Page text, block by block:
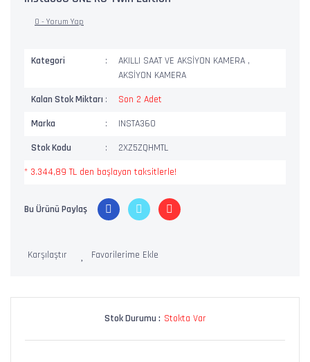
0 - Yorum Yap
Kategori AKILLI SAAT VE AKSİYON KAMERA ,
AKSİYON KAMERA
Kalan Stok Miktarı
Son 2 Adet
Marka
INSTA360
Stok Kodu
2XZ5ZQHMTL
* 3.344,89 TL den başlayan taksitlerle!
Bu Ürünü Paylaş
Karşılaştır
Stok Durumu : Stokta Var